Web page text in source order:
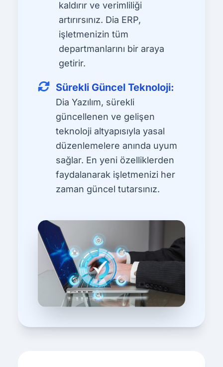
kaldırır ve verimliliği
artırırsınız. Dia ERP,
işletmenizin tüm
departmanlarını bir araya
getirir.
Sürekli Güncel Teknoloji:
Dia Yazılım, sürekli
güncellenen ve gelişen
teknoloji altyapısıyla yasal
düzenlemelere anında uyum
sağlar. En yeni özelliklerden
faydalanarak işletmenizi her
zaman güncel tutarsınız.